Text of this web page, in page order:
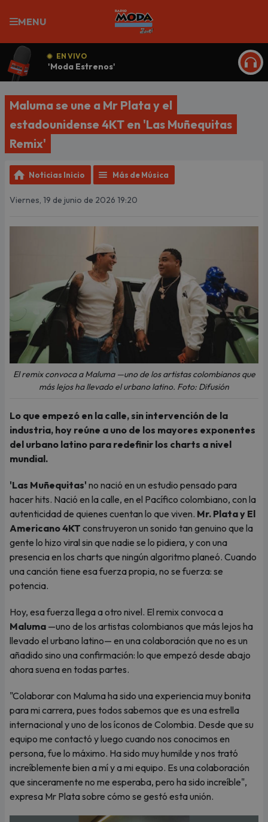
MENU
EN VIVO
'Moda Estrenos'
Maluma se une a Mr Plata y el
estadounidense 4KT en 'Las Muñequitas
Remix'
Noticias Inicio Más de Música
Viernes, 19 de junio de 2026 19:20
El remix convoca a Maluma —uno de los artistas colombianos que
más lejos ha llevado el urbano latino. Foto: Difusión
Lo que empezó en la calle, sin intervención de la
industria, hoy reúne a uno de los mayores exponentes
del urbano latino para redefinir los charts a nivel
mundial.
'Las Muñequitas' no nació en un estudio pensado para
hacer hits. Nació en la calle, en el Pacífico colombiano, con la
autenticidad de quienes cuentan lo que viven. Mr. Plata y El
Americano 4KT construyeron un sonido tan genuino que la
gente lo hizo viral sin que nadie se lo pidiera, y con una
presencia en los charts que ningún algoritmo planeó. Cuando
una canción tiene esa fuerza propia, no se fuerza: se
potencia.
Hoy, esa fuerza llega a otro nivel. El remix convoca a
Maluma —uno de los artistas colombianos que más lejos ha
llevado el urbano latino— en una colaboración que no es un
añadido sino una confirmación: lo que empezó desde abajo
ahora suena en todas partes.
"Colaborar con Maluma ha sido una experiencia muy bonita
para mi carrera, pues todos sabemos que es una estrella
internacional y uno de los íconos de Colombia. Desde que su
equipo me contactó y luego cuando nos conocimos en
persona, fue lo máximo. Ha sido muy humilde y nos trató
increíblemente bien a mí y a mi equipo. Es una colaboración
que sinceramente no me esperaba, pero ha sido increíble",
expresa Mr Plata sobre cómo se gestó esta unión.